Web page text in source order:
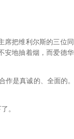
把维利尔斯的三位
地抽着烟，而爱德
是真诚的、全面的
。